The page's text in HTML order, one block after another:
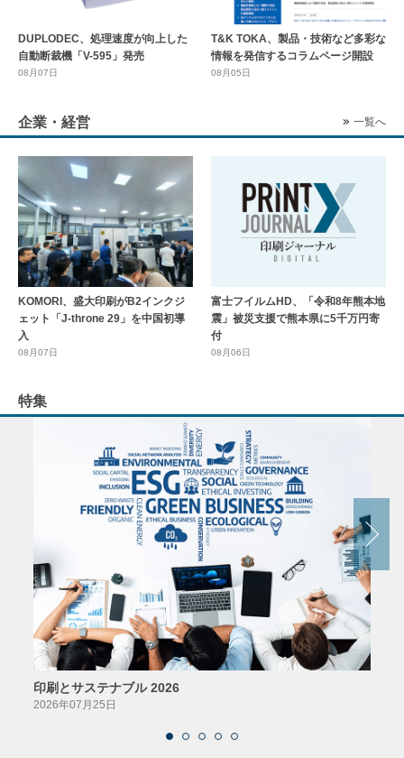
DUPLODEC、処理速度が向上した
自動断裁機「V-595」発売
08月07日
T&K TOKA、製品・技術など多彩な
情報を発信するコラムページ開設
08月05日
企業・経営 一覧へ
KOMORI、盛大印刷がB2インクジ
ェット「J-throne 29」を中国初導
入
08月07日
富士フイルムHD、「令和8年熊本地
震」被災支援で熊本県に5千万円寄
付
08月06日
特集
印刷とサステナブル 2026
2026年07月25日